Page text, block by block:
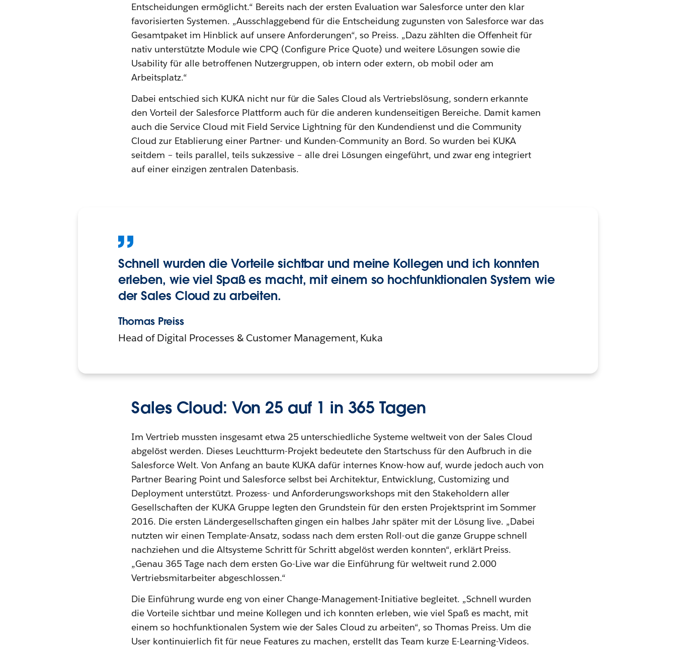
Entscheidungen ermöglicht.“ Bereits nach der ersten Evaluation war Salesforce unter den klar
favorisierten Systemen. „Ausschlaggebend für die Entscheidung zugunsten von Salesforce war das
Gesamtpaket im Hinblick auf unsere Anforderungen“, so Preiss. „Dazu zählten die Offenheit für
nativ unterstützte Module wie CPQ (Configure Price Quote) und weitere Lösungen sowie die
Usability für alle betroffenen Nutzergruppen, ob intern oder extern, ob mobil oder am
Arbeitsplatz.“
Dabei entschied sich KUKA nicht nur für die Sales Cloud als Vertriebslösung, sondern erkannte
den Vorteil der Salesforce Plattform auch für die anderen kundenseitigen Bereiche. Damit kamen
auch die Service Cloud mit Field Service Lightning für den Kundendienst und die Community
Cloud zur Etablierung einer Partner- und Kunden-Community an Bord. So wurden bei KUKA
seitdem – teils parallel, teils sukzessive – alle drei Lösungen eingeführt, und zwar eng integriert
auf einer einzigen zentralen Datenbasis.
Schnell wurden die Vorteile sichtbar und meine Kollegen und ich konnten
erleben, wie viel Spaß es macht, mit einem so hochfunktionalen System wie
der Sales Cloud zu arbeiten.
Thomas Preiss
Head of Digital Processes & Customer Management, Kuka
Sales Cloud: Von 25 auf 1 in 365 Tagen
Im Vertrieb mussten insgesamt etwa 25 unterschiedliche Systeme weltweit von der Sales Cloud
abgelöst werden. Dieses Leuchtturm-Projekt bedeutete den Startschuss für den Aufbruch in die
Salesforce Welt. Von Anfang an baute KUKA dafür internes Know-how auf, wurde jedoch auch von
Partner Bearing Point und Salesforce selbst bei Architektur, Entwicklung, Customizing und
Deployment unterstützt. Prozess- und Anforderungsworkshops mit den Stakeholdern aller
Gesellschaften der KUKA Gruppe legten den Grundstein für den ersten Projektsprint im Sommer
2016. Die ersten Ländergesellschaften gingen ein halbes Jahr später mit der Lösung live. „Dabei
nutzten wir einen Template-Ansatz, sodass nach dem ersten Roll-out die ganze Gruppe schnell
nachziehen und die Altsysteme Schritt für Schritt abgelöst werden konnten“, erklärt Preiss.
„Genau 365 Tage nach dem ersten Go-Live war die Einführung für weltweit rund 2.000
Vertriebsmitarbeiter abgeschlossen.“
Die Einführung wurde eng von einer Change-Management-Initiative begleitet. „Schnell wurden
die Vorteile sichtbar und meine Kollegen und ich konnten erleben, wie viel Spaß es macht, mit
einem so hochfunktionalen System wie der Sales Cloud zu arbeiten“, so Thomas Preiss. Um die
User kontinuierlich fit für neue Features zu machen, erstellt das Team kurze E-Learning-Videos.